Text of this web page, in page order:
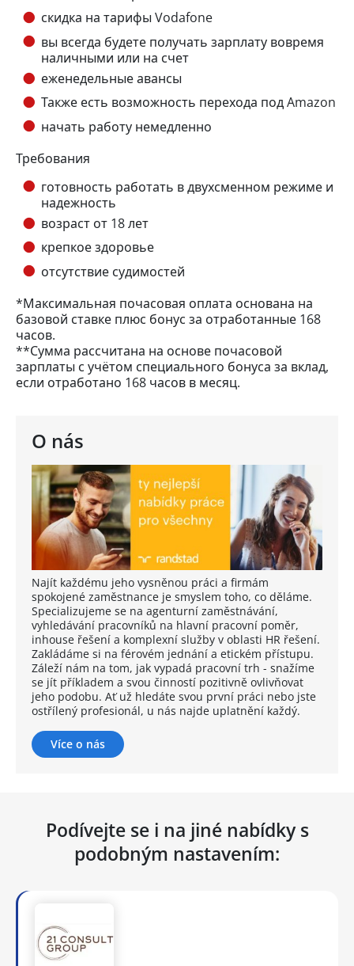
O nás
Najít každému jeho vysněnou práci a firmám
spokojené zaměstnance je smyslem toho, co děláme.
Specializujeme se na agenturní zaměstnávání,
vyhledávání pracovníků na hlavní pracovní poměr,
inhouse řešení a komplexní služby v oblasti HR řešení.
Zakládáme si na férovém jednání a etickém přístupu.
Záleží nám na tom, jak vypadá pracovní trh - snažíme
se jít příkladem a svou činností pozitivně ovlivňovat
jeho podobu. Ať už hledáte svou první práci nebo jste
ostřílený profesionál, u nás najde uplatnění každý.
Více o nás
скидка на тарифы Vodafone
вы всегда будете получать зарплату вовремя
наличными или на счет
еженедельные авансы
Также есть возможность перехода под Amazon
начать работу немедленно
Требования
готовность работать в двухсменном режиме и
надежность
возраст от 18 лет
крепкое здоровье
отсутствие судимостей
*Максимальная почасовая оплата основана на
базовой ставке плюс бонус за отработанные 168
часов.
**Сумма рассчитана на основе почасовой
зарплаты с учётом специального бонуса за вклад,
если отработано 168 часов в месяц.
Podívejte se i na jiné nabídky s
podobným nastavením: